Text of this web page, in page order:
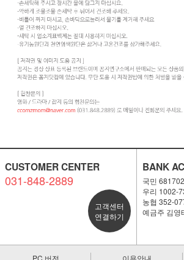
CUSTOMER CENTER
031-848-2889
고객센터
연결하기
BANK
국민
우리 1002-
농협 352-
예금주 김영
PC 버전 이용안내